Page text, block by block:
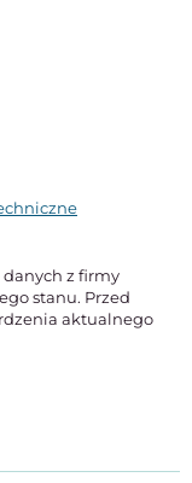
z firmy
stanu. Przed
aktualnego